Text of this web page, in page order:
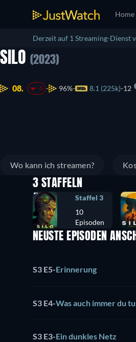
Home
Derzeit auf 1 Streaming-Dienst
SILO (2023)
08. -5 96% 8.1 (225k) 12
Wo kann ich streamen?
3 STAFFELN
Staffel 3
10
Episoden
NEUSTE EPISODEN
S3 E5-Erinnerung
S3 E4-Was auch immer du
S3 E3-Ein dunkles Netz